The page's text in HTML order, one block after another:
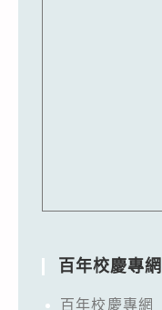
百年校慶專網
百年校慶專網